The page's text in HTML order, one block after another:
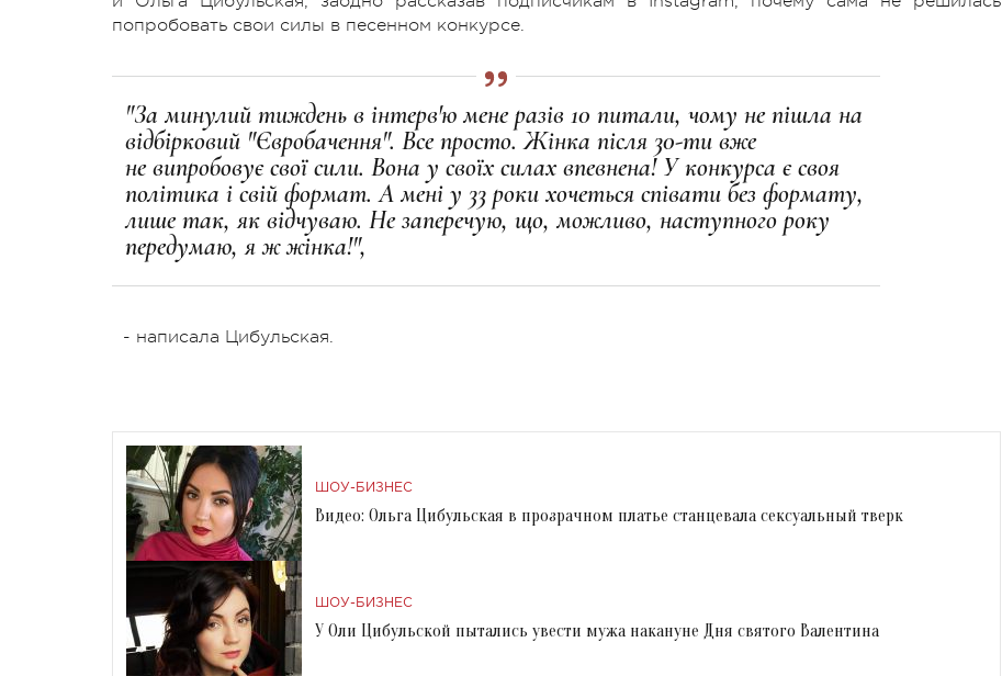
попробовать свои силы в песенном конкурсе.
"За минулий тиждень в інтерв'ю мене разів 10 питали, чому не пішла на
відбірковий "Євробачення". Все просто. Жінка після 30-ти вже
не ви­пробовує свої сили. Вона у сво­їх силах впевнена! У конкурса є своя
політика і свій формат. А мені у 33 роки хочеться співати без формату,
лише так, як відчуваю. Не заперечую, що, можливо, наступного року
передумаю, я ж жінка!",
- написала Цибульская.
ШОУ-БИЗНЕС
Видео: Ольга Цибульская в прозрачном платье станцевала сексуальный тверк
ШОУ-БИЗНЕС
У Оли Цибульской пытались увести мужа накануне Дня святого Валентина